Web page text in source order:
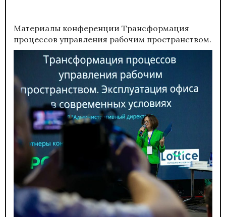
Материалы конференции Трансформация
процессов управления рабочим пространством.